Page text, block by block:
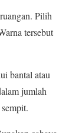
Pilih
tersebut
bantal atau
jumlah